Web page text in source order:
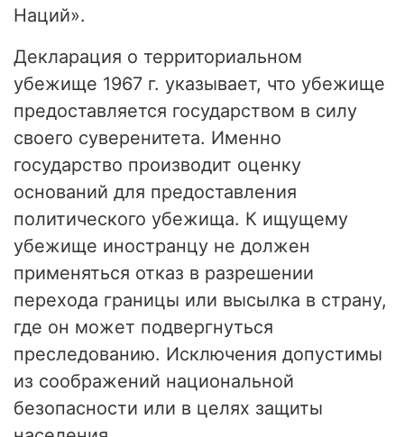
Наций».
Декларация о территориальном
убежище 1967 г. указывает, что убежище
предоставляется государством в силу
своего суверенитета. Именно
государство производит оценку
оснований для предоставления
политического убежища. К ищущему
убежище иностранцу не должен
применяться отказ в разрешении
перехода границы или высылка в страну,
где он может подвергнуться
преследованию. Исключения допустимы
из соображений национальной
безопасности или в целях защиты